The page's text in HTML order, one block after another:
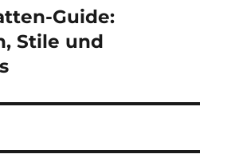
Guide:
Stile und